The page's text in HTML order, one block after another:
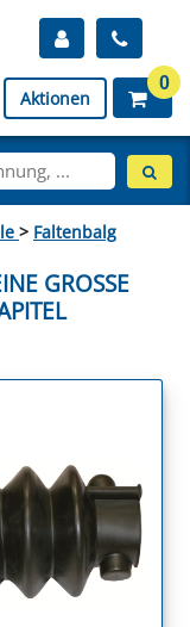
Aktionen
0
> Faltenbalg
GROSSE M
"